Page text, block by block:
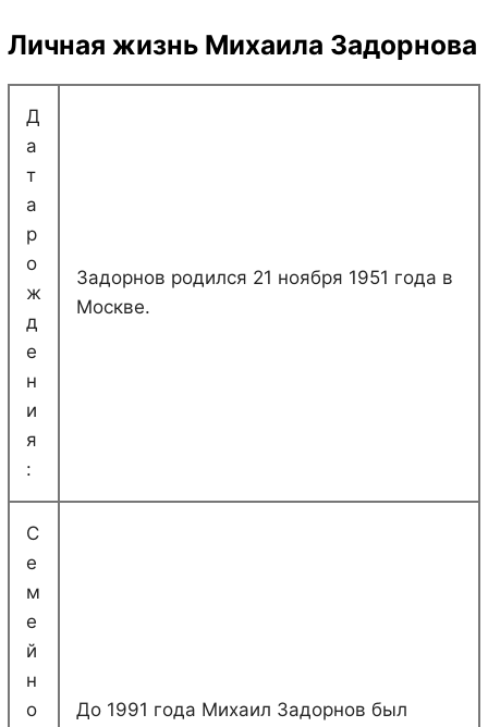
Личная жизнь Михаила Задорнова
Д
а
т
а
р
о
ж
д
е
н
и
я
:
Задорнов родился 21 ноября 1951 года в
Москве.
С
е
м
е
й
н
о
До 1991 года Михаил Задорнов был